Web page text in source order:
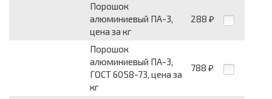
Порошок
алюминиевый ПА-3,
цена за кг
288 ₽
Порошок
алюминиевый ПА-3,
ГОСТ 6058-73, цена за
кг
788 ₽